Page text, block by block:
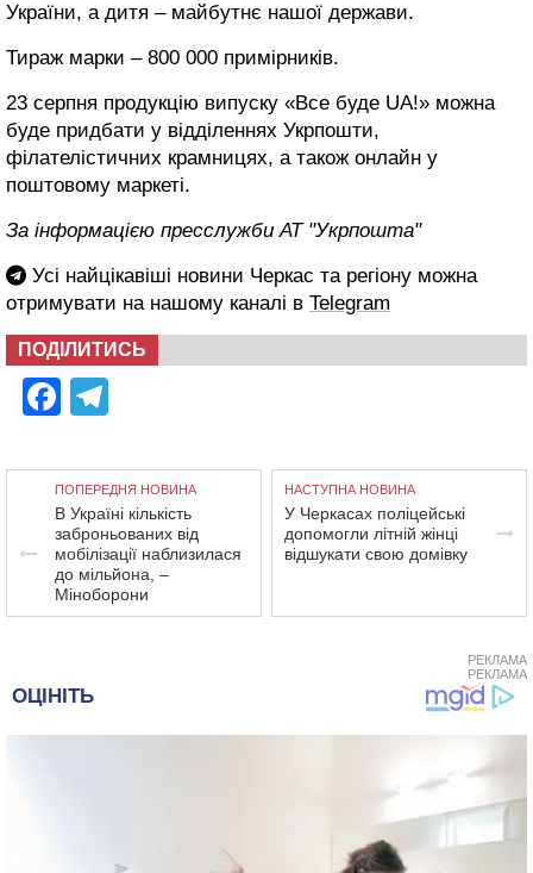
України, а дитя – майбутнє нашої держави.
Тираж марки – 800 000 примірників.
23 серпня продукцію випуску «Все буде UA!» можна
буде придбати у відділеннях Укрпошти,
філателістичних крамницях, а також онлайн у
поштовому маркеті.
За інформацією пресслужби АТ "Укрпошта"
Усі найцікавіші новини Черкас та регіону можна
отримувати на нашому каналі в Telegram
ПОДІЛИТИСЬ
Facebook
ПОПЕРЕДНЯ НОВИНА
В Україні кількість
заброньованих від
мобілізації наблизилася
до мільйона, –
Міноборони
НАСТУПНА НОВИНА
У Черкасах поліцейські
допомогли літній жінці
відшукати свою домівку
РЕКЛАМА
РЕКЛАМА